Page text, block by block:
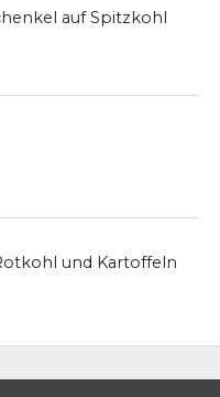
auf Spitzkohl
und Kartoffeln